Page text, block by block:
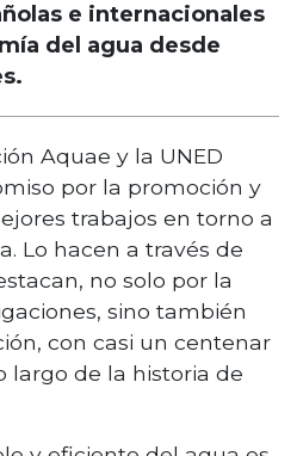
e internacionales
del agua desde
Aquae y la UNED
por la promoción y
trabajos en torno a
Lo hacen a través de
no solo por la
sino también
con casi un centenar
largo de la historia de